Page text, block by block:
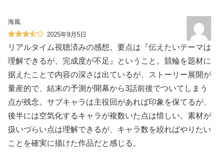
海風
2025年9月5日
リアルタイム視聴済みの感想。要点は『伝えたいテーマは
理解できるが、完成度が不足』ということ。競輪を題材に
据えたことで内容の深さは出ているが、ストーリー展開が
量産的で、結末の予測が開幕から3話前後でついてしまう
点が残念。サブキャラは主役回があれば印象を保てるが、
後半には空気化するキャラが複数いた点は惜しい。素材が
扱いづらい点は理解できるが、キャラ数を絞ればやりたい
ことを確実に描けた作品だと感じる。